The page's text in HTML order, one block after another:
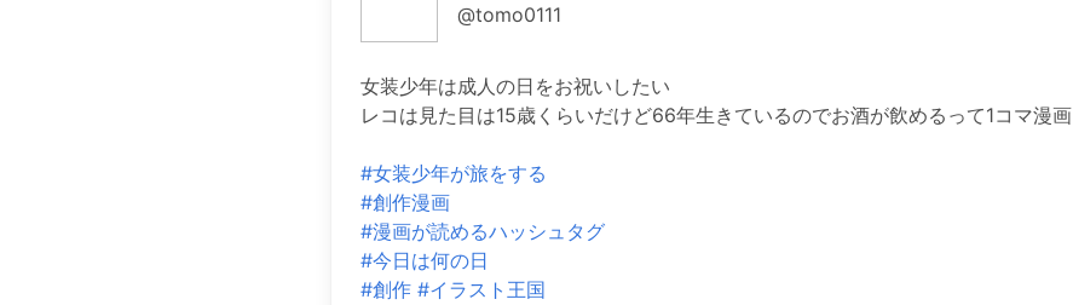
@tomo0111
女装少年は成人の日をお祝いしたい
レコは見た目は15歳くらいだけど66年生きているのでお酒が飲めるって1コマ漫画
#女装少年が旅をする
#創作漫画
#漫画が読めるハッシュタグ
#今日は何の日
#創作 #イラスト王国